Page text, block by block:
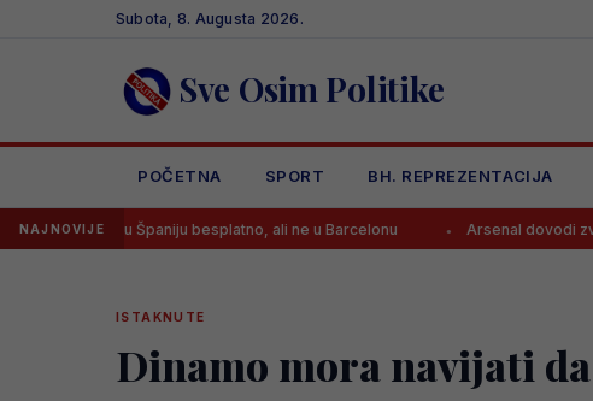
Subota, 8. Augusta 2026.
Sve Osim Politike
POČETNA SPORT BH. REPREZENTACIJA
NAJNOVIJE
u Španiju besplatno, ali ne u Barcelonu Arsenal dovodi zvijezdu Serie A
ISTAKNUTE
Dinamo mora navijati